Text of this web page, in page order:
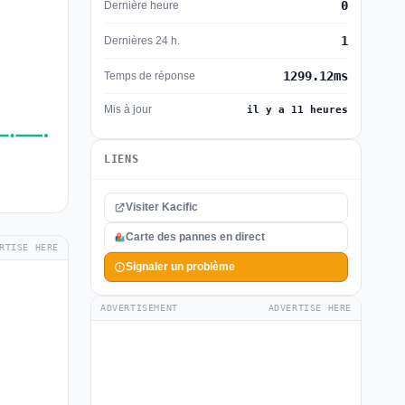
HERE
Dernière heure 0
Dernières 24 h. 1
Temps de réponse 1299.12ms
Mis à jour il y a 11 heures
LIENS
Visiter Kacific
Carte des pannes en direct
Signaler un problème
ADVERTISEMENT ADVERTISE HERE